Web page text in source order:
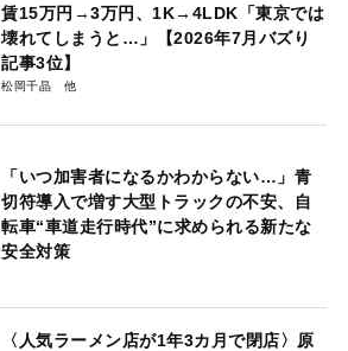
賃15万円→3万円、1K→4LDK「東京では
壊れてしまうと…」【2026年7月バズり
記事3位】
松岡千晶
「いつ加害者になるかわからない…」青
切符導入で増す大型トラックの不安、自
転車“車道走行時代”に求められる新たな
安全対策
〈人気ラーメン店が1年3カ月で閉店〉原